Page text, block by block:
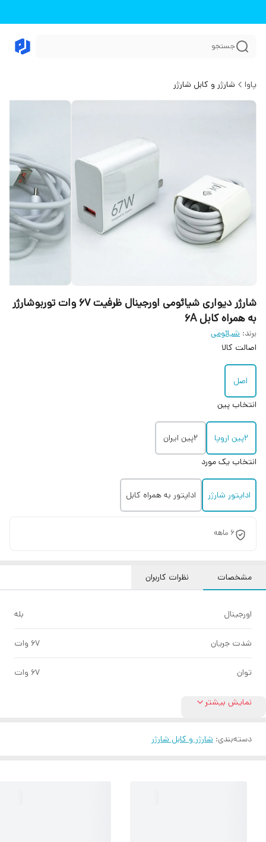
جستجو
پاوا شارژر و کابل شارژر
شارژر دیواری شیائومی اورجینال ظرفیت ۶۷ وات توربوشارژر
به همراه کابل 6A
برند: شیائومی
اصالت کالا
اصل
انتخاب پین
2پین اروپا
2پین ایران
انتخاب یک مورد
اداپتور شارژر اداپتور به همراه کابل
6 ماهه
مشخصات نظرات کاربران
اورجینال بله
شدت جریان 67 وات
توان 67 وات
نمایش بیشتر
دسته‌بندی: شارژر و کابل شارژر